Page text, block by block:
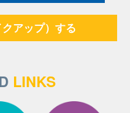
アップ）する
LINKS